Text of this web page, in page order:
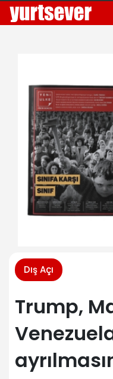
Dış Açı
Trump,